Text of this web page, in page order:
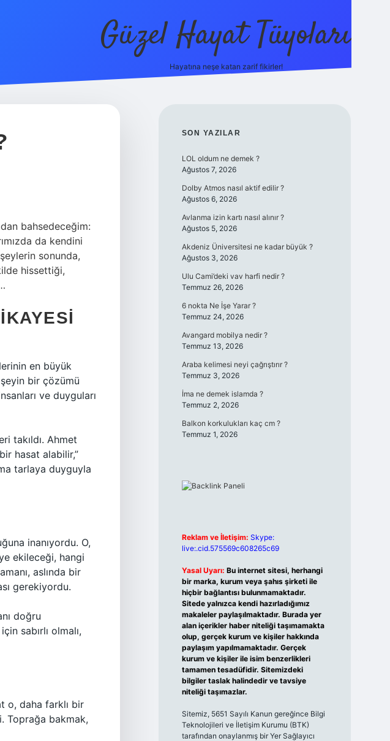
Güzel Hayat Tüyoları
Hayatına neşe katan zarif fikirler!
bahsedeceğim:
da kendini
sonunda,
hissettiği,
en büyük
bir çözümü
ve duyguları
takıldı. Ahmet
hasat alabilir,”
tarlaya duyguyla
inanıyordu. O,
ekileceği, hangi
aslında bir
gerekiyordu.
doğru
sabırlı olmalı,
o, daha farklı bir
Toprağa bakmak,
SIDEBAR
SON YAZILAR
LOL oldum ne demek ?
Ağustos 7, 2026
Dolby Atmos nasıl aktif edilir ?
Ağustos 6, 2026
Avlanma izin kartı nasıl alınır ?
Ağustos 5, 2026
Akdeniz Üniversitesi ne kadar büyük ?
Ağustos 3, 2026
Ulu Cami’deki vav harfi nedir ?
Temmuz 26, 2026
6 nokta Ne İşe Yarar ?
Temmuz 24, 2026
Avangard mobilya nedir ?
Temmuz 13, 2026
Araba kelimesi neyi çağrıştırır ?
Temmuz 3, 2026
İma ne demek islamda ?
Temmuz 2, 2026
Balkon korkulukları kaç cm ?
Temmuz 1, 2026
Reklam ve İletişim: Skype:
live:.cid.575569c608265c69
Yasal Uyarı: Bu internet sitesi, herhangi
bir marka, kurum veya şahıs şirketi ile
hiçbir bağlantısı bulunmamaktadır.
Sitede yalnızca kendi hazırladığımız
makaleler paylaşılmaktadır. Burada yer
alan içerikler haber niteliği taşımamakta
olup, gerçek kurum ve kişiler hakkında
paylaşım yapılmamaktadır. Gerçek
kurum ve kişiler ile isim benzerlikleri
tamamen tesadüfidir. Sitemizdeki
bilgiler taslak halindedir ve tavsiye
niteliği taşımazlar.
Sitemiz, 5651 Sayılı Kanun gereğince Bilgi
Teknolojileri ve İletişim Kurumu (BTK)
tarafından onaylanmış bir Yer Sağlayıcı